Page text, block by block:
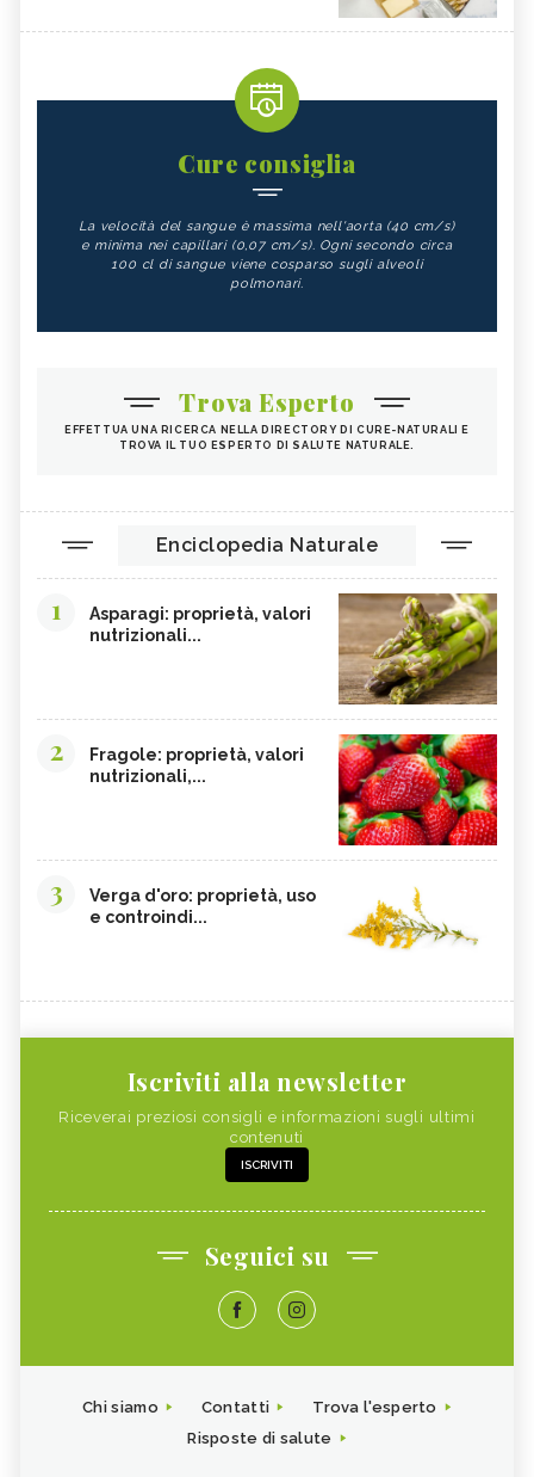
Cure consiglia
La velocità del sangue è massima nell'aorta (40 cm/s)
e minima nei capillari (0,07 cm/s). Ogni secondo circa
100 cl di sangue viene cosparso sugli alveoli
polmonari.
Trova Esperto
EFFETTUA UNA RICERCA NELLA DIRECTORY DI CURE-NATURALI E
TROVA IL TUO ESPERTO DI SALUTE NATURALE.
Enciclopedia Naturale
1
Asparagi: proprietà, valori
nutrizionali...
2
Fragole: proprietà, valori
nutrizionali,...
3
Verga d'oro: proprietà, uso
e controindi...
Iscriviti alla newsletter
Riceverai preziosi consigli e informazioni sugli ultimi
contenuti
ISCRIVITI
Seguici su
Chi siamo Contatti
Trova l'esperto
Risposte di salute